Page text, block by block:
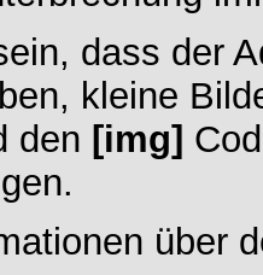
dass der
kleine
den [img]
über